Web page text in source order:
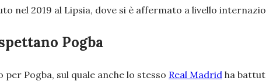
nel 2019 al Lipsia, dove si è affermato a livello
Pogba
Pogba, sul quale anche lo stesso Real Madrid ha